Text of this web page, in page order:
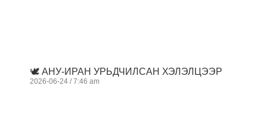
🕊️ АНУ-ИРАН УРЬДЧИЛСАН ХЭЛЭЛЦЭЭР
2026-06-24 7:46 am